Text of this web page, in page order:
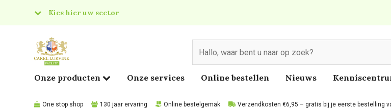
Kies hier uw sector
Food
Onze producten Onze services Online bestellen Nieuws
One stop shop 130 jaar ervaring Online bestelgemak Verzendkosten €6,95 – gratis bij je eerste bestelling